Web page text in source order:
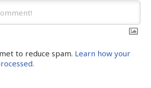
to reduce spam. Learn how your